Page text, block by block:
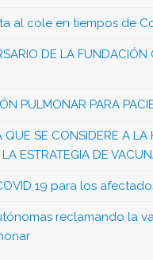
al cole en tiempos de
DE LA FUNDACIÓN
PULMONAR PARA
QUE SE CONSIDERE A LA
ESTRATEGIA DE
19 para los
reclamando la